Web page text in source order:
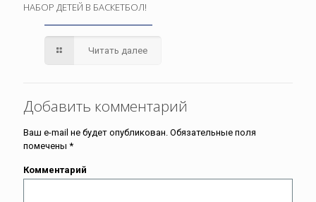
НАБОР ДЕТЕЙ В БАСКЕТБОЛ!
Читать далее
Добавить комментарий
Ваш e-mail не будет опубликован. Обязательные поля
помечены *
Комментарий